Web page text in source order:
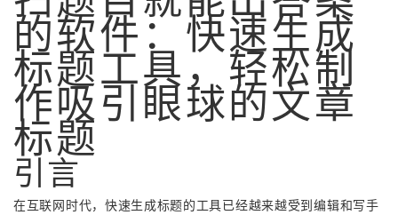
的软件：快速生成
标题工具，轻松制
作吸引眼球的文章
标题
引言
在互联网时代，快速生成标题的工具已经越来越受到编辑和写手